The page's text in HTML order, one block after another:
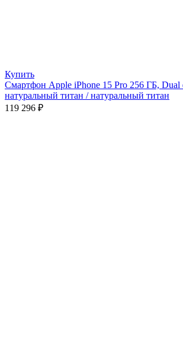
Купить
Смартфон Apple iPhone 15 Pro 256 ГБ, Dual
натуральный титан / натуральный титан
119 296 ₽